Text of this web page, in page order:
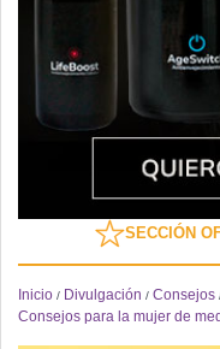
SECCIÓN
Inicio / Divulgación / Consejos
Consejos para la mujer de